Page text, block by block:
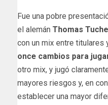
Fue una pobre
el alemán Thomas
con un mix entre
once cambios para
otro mix, y jugó
mayores riesgos y, en
establecer una mayor